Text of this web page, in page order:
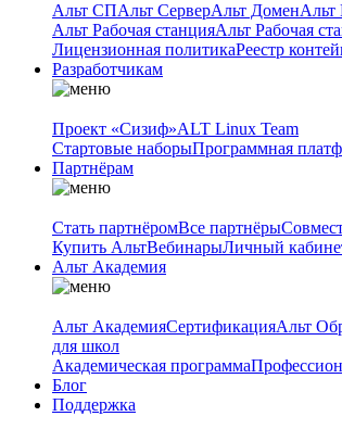
Альт СПАльт СерверАльт ДоменАльт
Альт Рабочая станцияАльт Рабочая
Лицензионная политикаРеестр
Разработчикам
Проект «Сизиф»ALT Linux Team
Стартовые наборыПрограммная
Партнёрам
Стать партнёромВсе партнёры
Купить АльтВебинарыЛичный
Альт Академия
Альт АкадемияСертификацияАльт
для школ
Академическая программа
Блог
Поддержка